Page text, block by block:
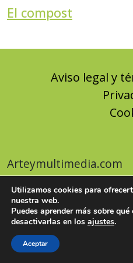
El compost
Aviso legal y
Arteymultimedia.com
Utilizamos cookies para
nuestra web.
Puedes aprender más sobre
desactivarlas en los ajustes.
Aceptar